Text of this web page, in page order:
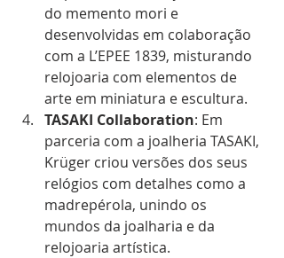
do memento mori e
desenvolvidas em colaboração
com a L’EPEE 1839, misturando
relojoaria com elementos de
arte em miniatura e escultura.
TASAKI Collaboration: Em
parceria com a joalheria TASAKI,
Krüger criou versões dos seus
relógios com detalhes como a
madrepérola, unindo os
mundos da joalharia e da
relojoaria artística.